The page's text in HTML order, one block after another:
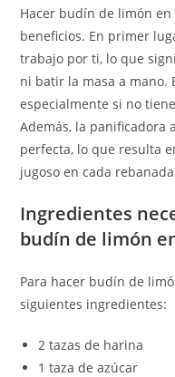
Hacer budín de limón
beneficios. En primer
trabajo por ti, lo que
ni batir la masa a mano.
especialmente si no
Además, la panificadora
perfecta, lo que resulta
jugoso en cada
Ingredientes
budín de limón
Para hacer budín de
siguientes ingredientes:
2 tazas de harina
1 taza de azúcar